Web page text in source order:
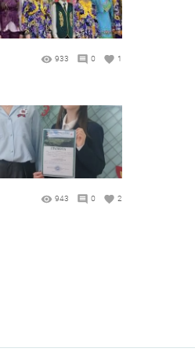
933 0 1
943 0 2